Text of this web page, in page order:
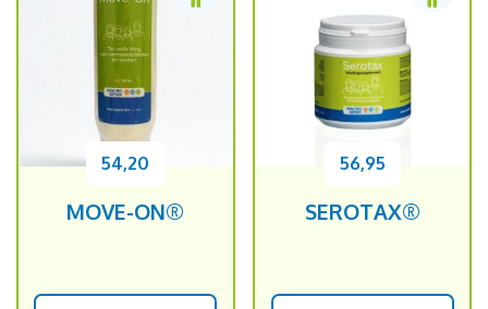
MOVE-ON®
54,20
SEROTAX®
56,95